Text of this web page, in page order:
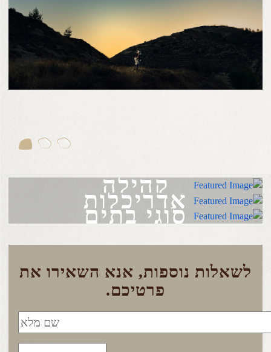
קהילה
אדריכלות
סוגי בתים
לשאלות נוספות, אנא השאירו את
פרטיכם.